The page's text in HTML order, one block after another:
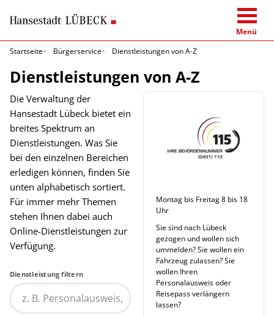
Menü
Startseite
Bürgerservice Dienstleistungen von A-Z
Dienstleistungen von A-Z
Die Verwaltung der
Hansestadt Lübeck bietet ein
breites Spektrum an
Dienstleistungen. Was Sie
bei den einzelnen Bereichen
erledigen können, finden Sie
unten alphabetisch sortiert.
Für immer mehr Themen
stehen Ihnen dabei auch
Online-Dienstleistungen zur
Verfügung.
Dienstleistung filtern
Montag bis Freitag 8 bis 18
Uhr
Sie sind nach Lübeck
gezogen und wollen sich
ummelden? Sie wollen ein
Fahrzeug zulassen? Sie
wollen Ihren
Personalausweis oder
Reisepass verlängern
lassen?